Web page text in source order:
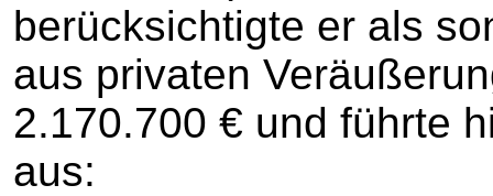
berücksichtigte er als
aus privaten
2.170.700 € und führte
aus: